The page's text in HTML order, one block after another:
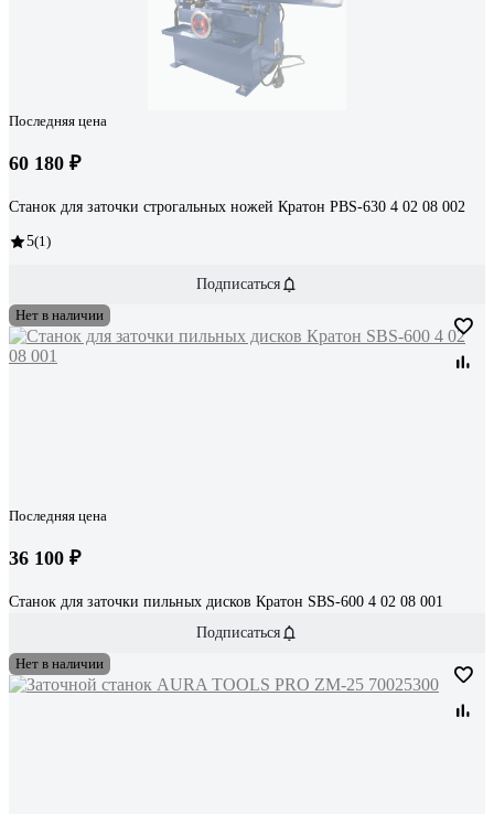
Последняя цена
60 180 ₽
Станок для заточки строгальных ножей Кратон PBS-630 4 02 08 002
5(1)
Подписаться
Нет в наличии
Последняя цена
36 100 ₽
Станок для заточки пильных дисков Кратон SBS-600 4 02 08 001
Подписаться
Нет в наличии